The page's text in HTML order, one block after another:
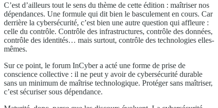
C’est d’ailleurs tout le sens du thème de cette édition : maîtriser nos
dépendances. Une formule qui dit bien le basculement en cours. Car
derrière la cybersécurité, c’est bien une autre question qui affleure :
celle du contrôle. Contrôle des infrastructures, contrôle des données,
contrôle des identités… mais surtout, contrôle des technologies elles-
mêmes.
Sur ce point, le forum InCyber a acté une forme de prise de
conscience collective : il ne peut y avoir de cybersécurité durable
sans un minimum de maîtrise technologique. Protéger sans maîtriser,
c’est sécuriser sous dépendance.